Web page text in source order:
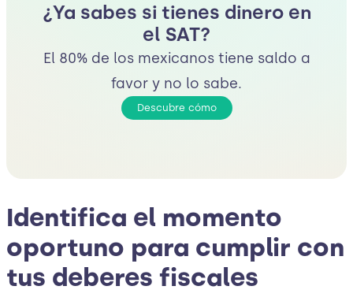
¿Ya sabes si tienes dinero en
el SAT?
El 80% de los mexicanos tiene saldo a
favor y no lo sabe.
Descubre cómo
Identifica el momento
oportuno para cumplir con
tus deberes fiscales